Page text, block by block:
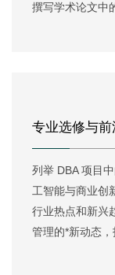
撰写学术论文中
专业选修与前
列举 DBA 项目中的特色选修课程，如数字化转型管理、人
工智能与商业创
行业热点和新兴
管理的*新动态，